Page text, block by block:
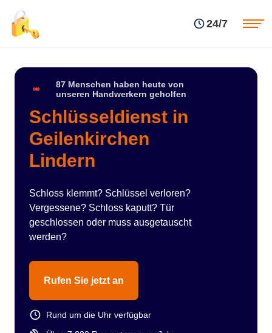
24/7
87 Menschen haben heute von
unseren Handwerkern geholfen
Schlüsseldienst in
Geilenkirchen
Lindern
Schloss klemmt? Schlüssel verloren?
Vergessene? Schloss kaputt? Tür
geschlossen oder muss ausgetauscht
werden?
Rufen Sie jetzt an
Rund um die Uhr verfügbar